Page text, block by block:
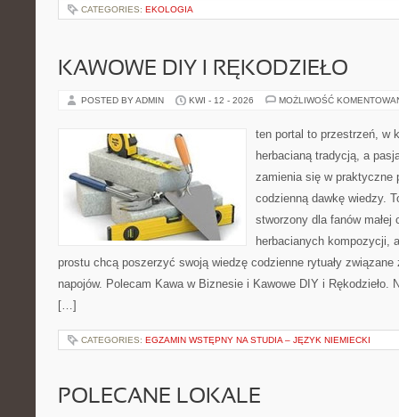
CATEGORIES: EKOLOGIA
KAWOWE DIY I RĘKODZIEŁO
POSTED BY ADMIN KWI - 12 - 2026 MOŻLIWOŚĆ
ten portal to przestrzeń, w
herbacianą tradycją, a
zamienia się w praktyczne
codzienną dawkę wiedzy.
stworzony dla fanów
herbacianych kompozycji,
prostu chcą poszerzyć swoją wiedzę codzienne rytuały
napojów. Polecam Kawa w Biznesie i Kawowe DIY i Rękodzieło.
[…]
CATEGORIES: EGZAMIN WSTĘPNY NA STUDIA – JĘZYK NIEMIECKI
POLECANE LOKALE